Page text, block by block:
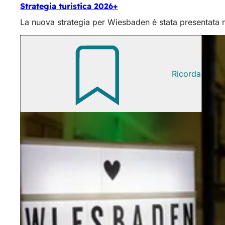
Strategia turistica 2026+
La nuova strategia per Wiesbaden è stata
Ricorda